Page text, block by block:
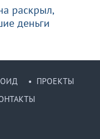
раскрыл,
деньги
ПРОЕКТЫ